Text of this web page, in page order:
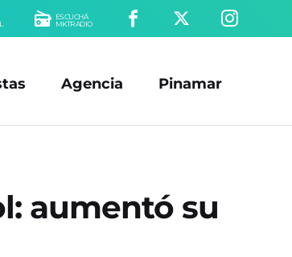
ESCUCHÁ
MKTRADIO
Agencia Pinamar
aumentó su